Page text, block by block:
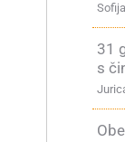
31
s